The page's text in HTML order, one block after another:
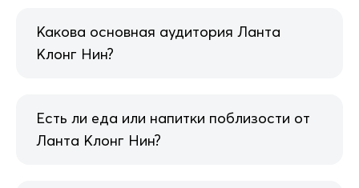
Какова основная аудитория Ланта
Клонг Нин?
Есть ли еда или напитки поблизости от
Ланта Клонг Нин?